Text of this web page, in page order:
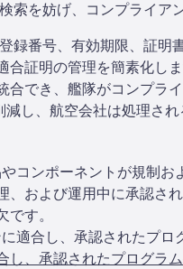
索を妨げ、コンプライア
録番号、有効期限、証
合証明の管理を簡素化し
でき、艦隊がコンプラ
し、航空会社は処理さ
コンポーネントが規制
、および運用中に承認さ
す。
適合し、承認されたプ
し、承認されたプログラ